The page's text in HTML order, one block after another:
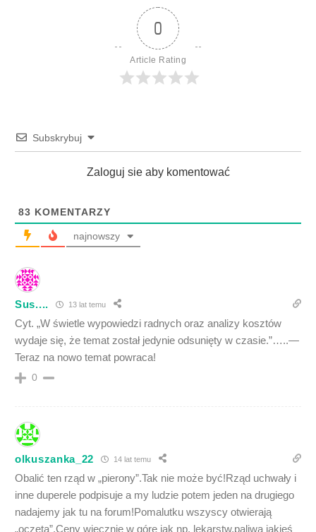
0
Article Rating
Subskrybuj
Zaloguj sie aby komentować
83 KOMENTARZY
najnowszy
Sus.... 13 lat temu
Cyt. „W świetle wypowiedzi radnych oraz analizy kosztów
wydaje się, że temat został jedynie odsunięty w czasie.”…..—
Teraz na nowo temat powraca!
0
olkuszanka_22 14 lat temu
Obalić ten rząd w „pierony”.Tak nie może być!Rząd uchwały i
inne duperele podpisuje a my ludzie potem jeden na drugiego
nadajemy jak tu na forum!Pomalutku wszyscy otwierają
„oczęta”.Ceny wiecznie w górę jak np. lekarstw,paliwa jakieś